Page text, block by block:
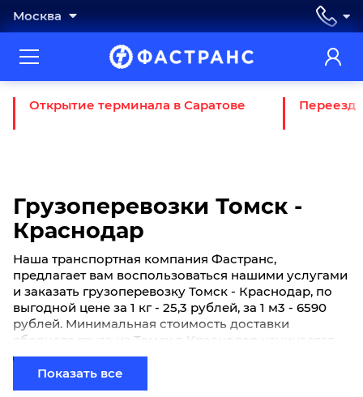
Москва
Открытие терминала в Саратове Переезд
Грузоперевозки Томск -
Краснодар
Наша транспортная компания Фастранс,
предлагает вам воспользоваться нашими услугами
и заказать грузоперевозку Томск - Краснодар, по
выгодной цене за 1 кг - 25,3 рублей, за 1 м3 - 6590
рублей. Минимальная стоимость доставки
сборного груза из Томск в Краснодар начинается
от 650 рублей. Если вы хотите отправить свой груз
сборной партией по готовому маршруту
в Краснодар и у вас возникли вопросы, свяжитесь
Показать все